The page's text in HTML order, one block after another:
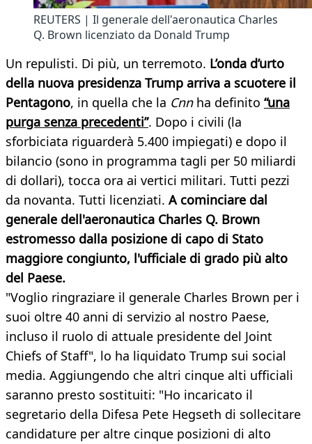
REUTERS | Il generale dell'aeronautica Charles
Q. Brown licenziato da Donald Trump
Un repulisti. Di più, un terremoto. L’onda d’urto
della nuova presidenza Trump arriva a scuotere il
Pentagono, in quella che la Cnnha definito “una
purga senza precedenti”. Dopo i civili (la
sforbiciata riguarderà 5.400 impiegati) e dopo il
bilancio (sono in programma tagli per 50 miliardi
di dollari), tocca ora ai vertici militari. Tutti pezzi
da novanta. Tutti licenziati. A cominciare dal
generale dell'aeronautica Charles Q. Brown
estromesso dalla posizione di capo di Stato
maggiore congiunto, l'ufficiale di grado più alto
del Paese.
"Voglio ringraziare il generale Charles Brown per i
suoi oltre 40 anni di servizio al nostro Paese,
incluso il ruolo di attuale presidente del Joint
Chiefs of Staff", lo ha liquidato Trump sui social
media. Aggiungendo che altri cinque alti ufficiali
saranno presto sostituiti: "Ho incaricato il
segretario della Difesa Pete Hegseth di sollecitare
candidature per altre cinque posizioni di alto